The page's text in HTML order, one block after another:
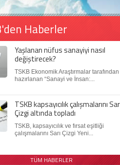
Haberler
Yaşlanan nüfus sanayiyi nasıl
değiştirecek?
TSKB Ekonomik Araştırmalar tarafından
hazırlanan “Sanayi ve İnsan:...
TSKB kapsayıcılık çalışmalarını
Çizgi altında topladı
TSKB, kapsayıcılık ve fırsat eşitliği
çalışmalarını Sarı Çizgi Yeni...
TÜM HABERLER